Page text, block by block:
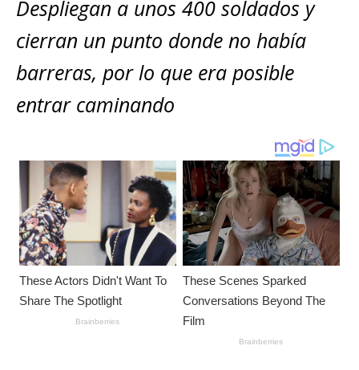
A
p
p
b
o
o
k
n
g
e
r
r Li
n
k
m
p
ar
ti
r
Despliegan a unos 400 soldados y
cierran un punto donde no había
barreras, por lo que era posible
entrar caminando